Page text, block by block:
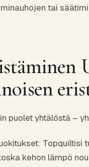
tai
puolet yhtälöstä –
Topquiltisi
kehon lämpö